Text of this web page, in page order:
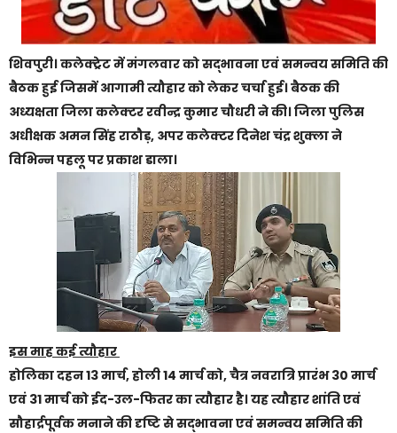
शिवपुरी। कलेक्ट्रेट में मंगलवार को सद्भावना एवं समन्वय समिति की
बैठक हुई जिसमें आगामी त्यौहार को लेकर चर्चा हुई। बैठक की
अध्यक्षता जिला कलेक्टर रवीन्द्र कुमार चौधरी ने की। जिला पुलिस
अधीक्षक अमन सिंह राठौड़, अपर कलेक्टर दिनेश चंद्र शुक्ला ने
विभिन्न पहलू पर प्रकाश डाला।
इस माह कई त्यौहार
होलिका दहन 13 मार्च, होली 14 मार्च को, चैत्र नवरात्रि प्रारंभ 30 मार्च
एवं 31 मार्च को ईद-उल-फितर का त्यौहार है। यह त्यौहार शांति एवं
सौहार्द्रपूर्वक मनाने की दृष्टि से सद्भावना एवं समन्वय समिति की